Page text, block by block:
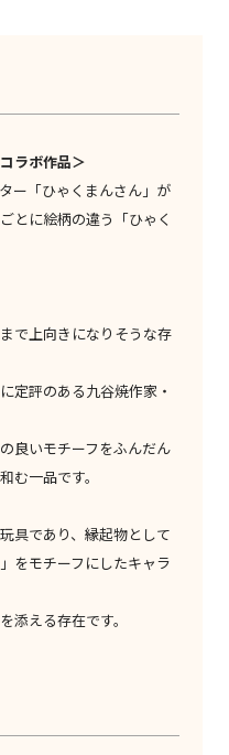
ラボ作品＞
ー「ひゃくまんさん」が
とに絵柄の違う「ひゃく
で上向きになりそうな存
定評のある九谷焼作家・
良いモチーフをふんだん
む一品です。
具であり、縁起物として
をモチーフにしたキャラ
添える存在です。